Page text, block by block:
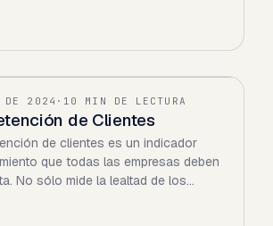
DE 2024 · 10 MIN DE LECTURA
de Clientes
de clientes es un indicador
que todas las empresas deben
No sólo mide la lealtad de los